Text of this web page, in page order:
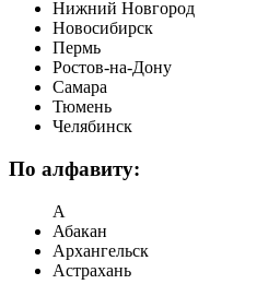
Нижний Новгород
Новосибирск
Пермь
Ростов-на-Дону
Самара
Тюмень
Челябинск
По алфавиту:
А
Абакан
Архангельск
Астрахань